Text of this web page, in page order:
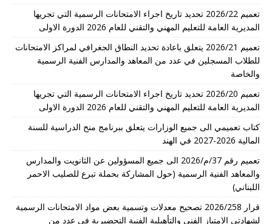
تعميم 2026/22 تحديد تاريخ اجراء الامتحانات الرسمية التي تجريها
المديرية العامة للتعليم المهني والتقني للعام 2026 الدورة الاولى
تعميم 2026/21 يتعلق باعادة تحديد النطاق الجغرافي لمراكز الامتحانات
للطلاب المسجلين في عدد من المعاهد والمدارس الفنية الرسمية
والخاصة
تعميم 2026/20 تحديد تاريخ اجراء الامتحانات الرسمية التي تجريها
المديرية العامة للتعليم المهني والتقني للعام 2026 الدورة الاولى
كتاب تعميمي الى جميع الوزارات يتعلق ببرنامج منح الدراسية للسنة
المالية 2026-2027 في الهند
تعميم رقم 37/م/2026 الى جميع المسؤولين عن الثانويت والمدارس
والمعاهد الفنية الرسمية (حول المشاركة بحملة تبرع للصليب الاحمر
اللبناني)
قرار 2026/258 تصحيح معدلات وتسمية بعض مواد الامتحانات الرسمية
لشهادتي الامتياز الفني والتأهيلية الفنية التحضيرية في عدد من